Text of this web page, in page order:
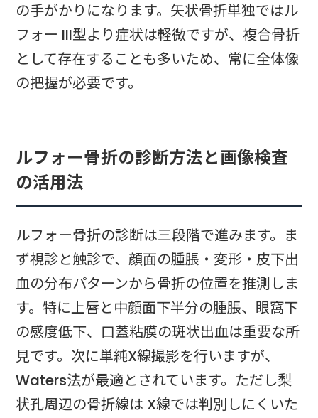
の手がかりになります。矢状骨折単独ではル
フォー III型より症状は軽微ですが、複合骨折
として存在することも多いため、常に全体像
の把握が必要です。
ルフォー骨折の診断方法と画像検査
の活用法
ルフォー骨折の診断は三段階で進みます。ま
ず視診と触診で、顔面の腫脹・変形・皮下出
血の分布パターンから骨折の位置を推測しま
す。特に上唇と中顔面下半分の腫脹、眼窩下
の感度低下、口蓋粘膜の斑状出血は重要な所
見です。次に単純X線撮影を行いますが、
Waters法が最適とされています。ただし梨
状孔周辺の骨折線は X線では判別しにくいた